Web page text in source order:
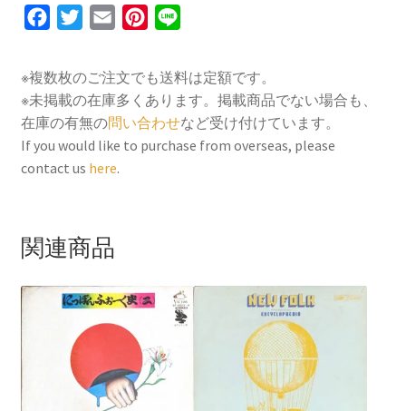
c
e
b
o
o
i
t
t
e
r
a
i
l
n
t
e
r
n
e
※複数枚のご注文でも送料は定額です。
※未掲載の在庫多くあります。掲載商品でない場合も、
在庫の有無の問い合わせなど受け付けています。
If you would like to purchase from overseas, please
contact us here.
関連商品